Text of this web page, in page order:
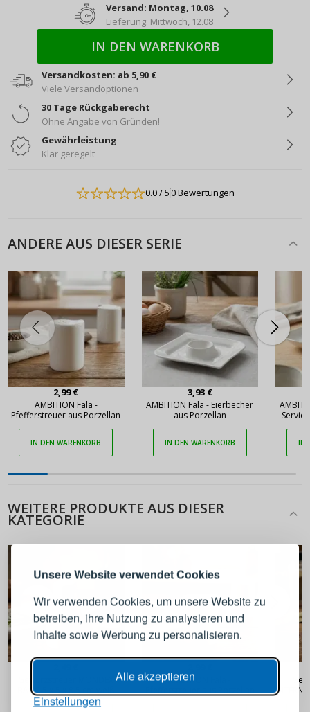
Unsere Website verwendet Cookies
Wir verwenden Cookies, um unsere Website zu
betreiben, ihre Nutzung zu analysieren und
Inhalte sowie Werbung zu personalisieren.
Alle akzeptieren
Einstellungen
Versand: Montag, 10.08
Lieferung: Mittwoch, 12.08
IN DEN WARENKORB
Versandkosten: ab 5,90 €
Viele Versandoptionen
30 Tage Rückgaberecht
Ohne Angabe von Gründen!
Gewährleistung
Klar geregelt
0.0/ 50 Bewertungen
ANDERE AUS DIESER SERIE
2,99 €
AMBITION Fala -
Pfefferstreuer aus Porzellan
IN DEN WARENKORB
3,93 €
AMBITION Fala - Eierbecher
aus Porzellan
IN DEN WARENKORB IN
WEITERE PRODUKTE AUS DIESER
KATEGORIE
BASIC 5 x 5 x 8,5 cm weiß
AMBITION Fala -
Pfefferstreuer aus Porzellan
ANMELDEN REGISTRIEREN
Melden Sie sich bei Ihrem
E-Mail-Adresse